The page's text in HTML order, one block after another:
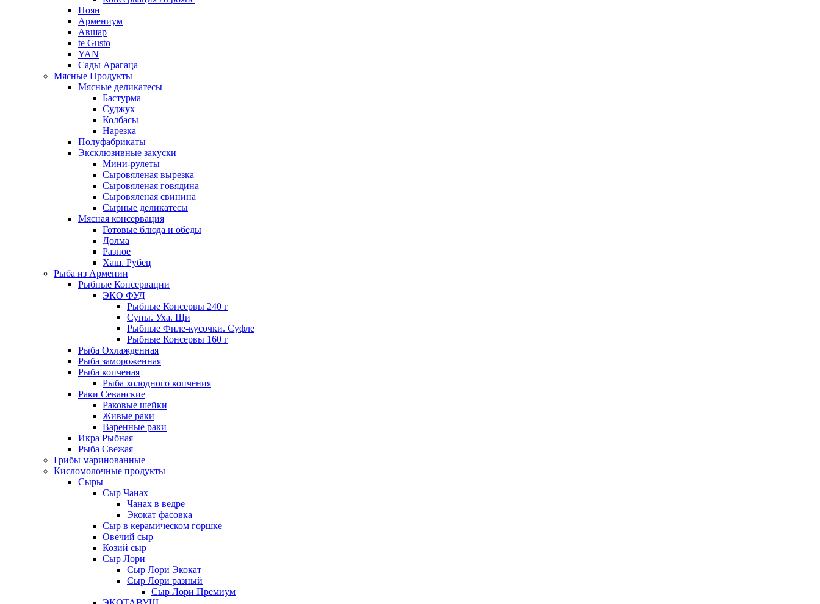
Ноян
Армениум
Авшар
te Gusto
YAN
Сады Арагаца
Мясные Продукты
Мясные деликатесы
Бастурма
Суджух
Колбасы
Нарезка
Полуфабрикаты
Эксклюзивные закуски
Мини-рулеты
Сыровяленая вырезка
Сыровяленая говядина
Сыровяленая свинина
Сырные деликатесы
Мясная консервация
Готовые блюда и обеды
Долма
Разное
Хаш. Рубец
Рыба из Армении
Рыбные Консервации
ЭКО ФУД
Рыбные Консервы 240 г
Супы. Уха. Щи
Рыбные Филе-кусочки. Суфле
Рыбные Консервы 160 г
Рыба Охлажденная
Рыба замороженная
Рыба копченая
Рыба холодного копчения
Раки Севанские
Раковые шейки
Живые раки
Варенные раки
Икра Рыбная
Рыба Свежая
Грибы маринованные
Кисломолочные продукты
Сыры
Сыр Чанах
Чанах в ведре
Экокат фасовка
Сыр в керамическом горшке
Овечий сыр
Козий сыр
Сыр Лори
Сыр Лори Экокат
Сыр Лори разный
Сыр Лори Премиум